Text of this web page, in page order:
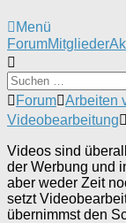
Menü
Forum-
Navigation
ForumMitglieder
Forum-
Breadcrumbs
-
Du
bist
hier:
Forum Arbeiten
Videobearbeitung
Videos sind
der Werbung und
aber weder Zeit
setzt
übernimmst den